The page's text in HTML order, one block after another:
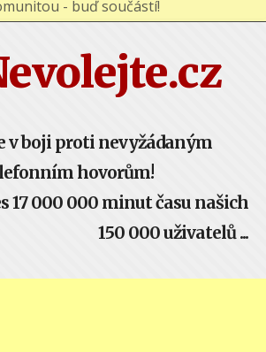
v boji proti nevyžádaným
hovorům!
17 000 000 minut času našich
150 000 uživatelů ...
- buď součástí!